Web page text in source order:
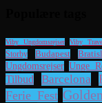
Viby Ungdomsrejser Viby
Storby
Budapest
Ungdomsrejser Unge
Tilbud Barcelona
Ferie Fest